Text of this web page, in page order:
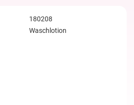
180208
Waschlotion